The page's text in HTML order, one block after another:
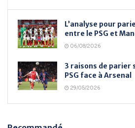
L’analyse pour
entre le PSG et
06/08/2026
3 raisons de parier
PSG face à Arsenal
29/05/2026